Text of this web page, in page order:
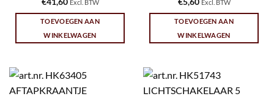
Excl. BTW
TOEVOEGEN AAN
WINKELWAGEN
Excl. BTW
TOEVOEGEN AAN
WINKELWAGEN